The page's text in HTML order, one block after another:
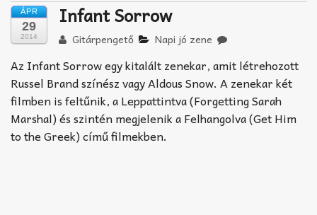
Zeneiskolák
Zeneszerzés alapjai
Akkord-kotta
TABok
Improvizáció
ÁPR
29
2014
Infant Sorrow
Gitárpengető Napi jó zene
Az Infant Sorrow egy kitalált zenekar, amit létrehozott
Russel Brand színész vagy Aldous Snow. A zenekar két
filmben is feltűnik, a Leppattintva (Forgetting Sarah
Marshal) és szintén megjelenik a Felhangolva (Get Him
to the Greek) című filmekben.